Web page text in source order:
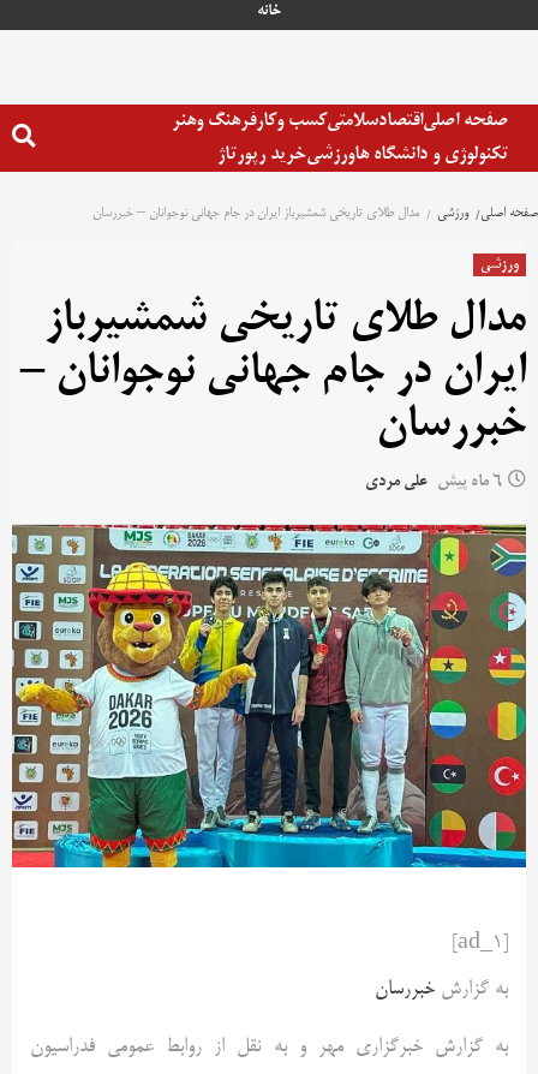
خانه
صفحه اصلیاقتصادسلامتیکسب وکارفرهنگ وهنر
تکنولوژی و دانشگاه هاورزشیخرید رپورتاژ
صفحه اصلی ورزشی مدال طلای تاریخی شمشیرباز ایران در جام جهانی نوجوانان – خبررسان
ورزشی
مدال طلای تاریخی شمشیرباز
ایران در جام جهانی نوجوانان –
خبررسان
6 ماه پیش علی مردی
به گزارش خبررسان
به گزارش خبرگزاری مهر و به نقل از روابط عمومی فدراسیون